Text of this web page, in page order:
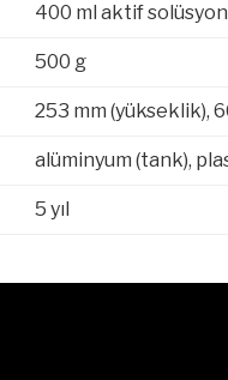
400 ml aktif
500 g
253 mm (yükseklik),
alüminyum (tank),
5 yıl